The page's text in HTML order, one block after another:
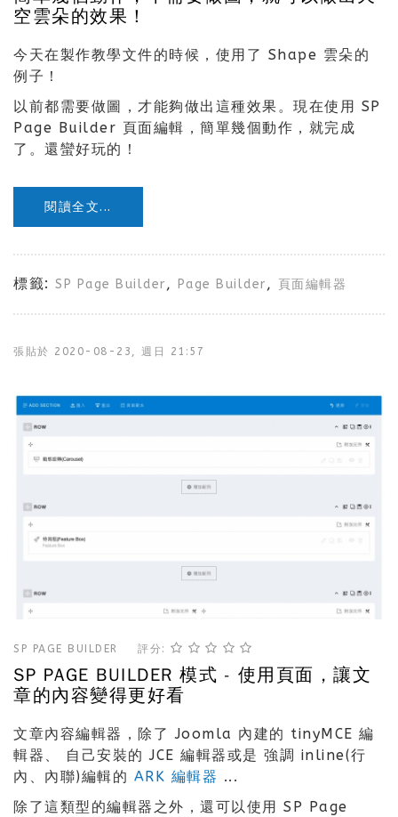
張貼於 2020-08-23, 週日 21:57
空雲朵的效果！
今天在製作教學文件的時候，使用了 Shape 雲朵的
例子！
以前都需要做圖，才能夠做出這種效果。現在使用 SP
Page Builder 頁面編輯，簡單幾個動作，就完成
了。還蠻好玩的！
閱讀全文...
標籤: SP Page Builder, Page Builder, 頁面編輯器
SP PAGE BUILDER 評分:
SP PAGE BUILDER 模式 - 使用頁面，讓文
章的內容變得更好看
文章內容編輯器，除了 Joomla 內建的 tinyMCE 編
輯器、 自己安裝的 JCE 編輯器或是 強調 inline(行
內、內聯)編輯的 ARK 編輯器 ...
除了這類型的編輯器之外，還可以使用 SP Page